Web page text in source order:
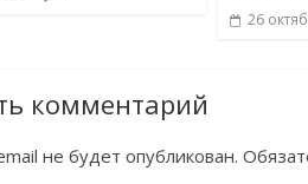
26
комментарий
не будет опубликован.